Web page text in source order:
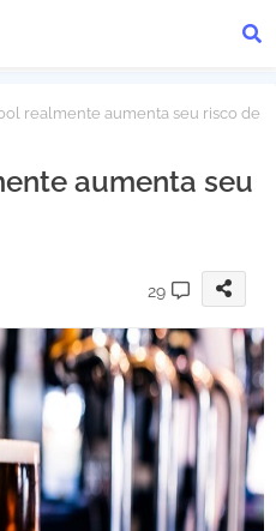
realmente aumenta seu risco de
aumenta seu
29